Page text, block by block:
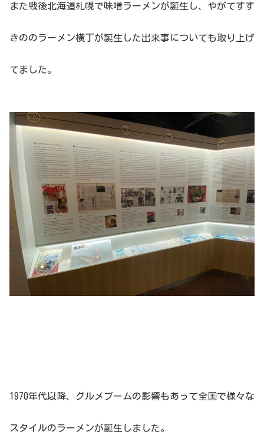
また戦後北海道札幌で味噌ラーメンが誕生し、やがてすす
きののラーメン横丁が誕生した出来事についても取り上げ
てました。
1970年代以降、グルメブームの影響もあって全国で様々な
スタイルのラーメンが誕生しました。